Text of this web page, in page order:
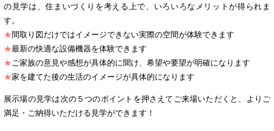
の見学は、住まいづくりを考える上で、いろいろなメリットが得られま
す。
★間取り図だけではイメージできない実際の空間が体験できます
★最新の快適な設備機器を体験できます
★ご家族の意見や感想が具体的に聞け、希望や要望が明確になります
★家を建てた後の生活のイメージが具体的になります
展示場の見学は次の５つのポイントを押さえてご来場いただくと、よりご
満足・ご納得いただける見学ができます！